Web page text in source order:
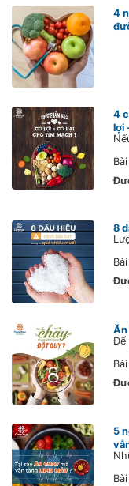
4
4
lợi
8
Ăn
5